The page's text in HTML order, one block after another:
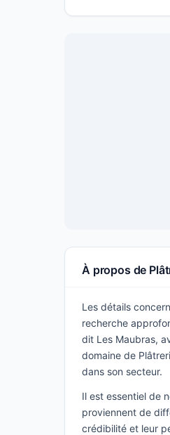
À propos de
Les détails
recherche
dit Les Maubras,
domaine de
dans son secteur.
Il est essentiel de
proviennent de
crédibilité et leur